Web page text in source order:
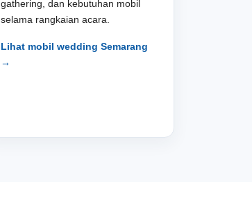
gathering, dan kebutuhan mobil
selama rangkaian acara.
Lihat mobil wedding Semarang
→